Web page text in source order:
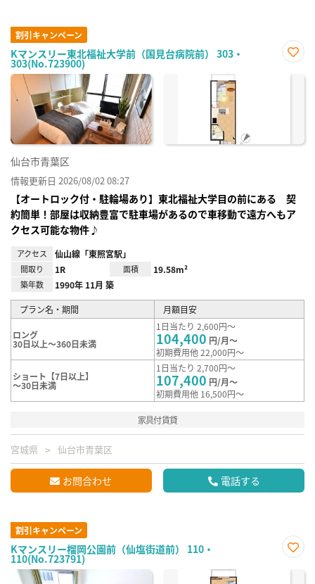
割引キャンペーン
Kマンスリー東北福祉大学前（国見台病院前） 303・
303(No.723900)
に入
仙台市青葉区
情報更新日 2026/08/02 08:27
【オートロック付・駐輪場あり】東北福祉大学目の前にある 契
約簡単！部屋は収納豊富で駐車場があるので車移動で遠方へもア
クセス可能な物件♪
アクセス 仙山線「東照宮駅」
間取り 1R 面積 19.58m²
築年数 1990年 11月 築
プラン名・期間 月額目安
ロング
30日以上～360日未満
1日当たり 2,600円～
104,400 円/月～
初期費用他 22,000円～
ショート【7日以上】
～30日未満
1日当たり 2,700円～
107,400 円/月～
初期費用他 16,500円～
家具付賃貸
宮城県 仙台市青葉区
お問合わせ 電話する
割引キャンペーン
Kマンスリー榴岡公園前（仙塩街道前） 110・
110(No.723791)
に入